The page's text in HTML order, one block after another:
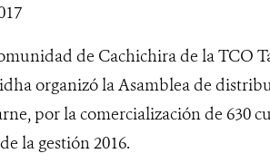
de Cachichira de la TCO
organizó la Asamblea de
por la comercialización de 630
la gestión 2016.